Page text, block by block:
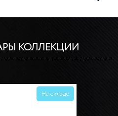
КОЛЛЕКЦИИ
На складе